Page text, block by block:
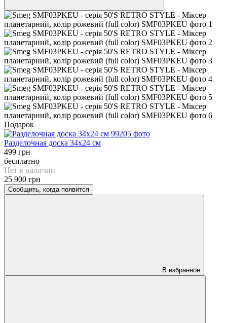
Подарок
Разделочная доска 34x24 см
499 грн
бесплатно
Нет в наличии
25 900 грн
Сообщить, когда появится
В избранное